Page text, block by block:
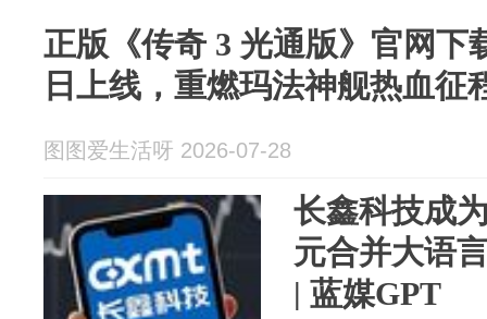
正版《传奇 3 光通版》官网下
日上线，重燃玛法神舰热血征
图图爱生活呀 2026-07-28
长鑫科技成
元合并大语
| 蓝媒GPT